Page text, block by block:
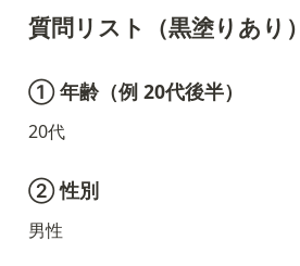
質問リスト（黒塗りあり）
① 年齢（例 20代後半）
20代
② 性別
男性